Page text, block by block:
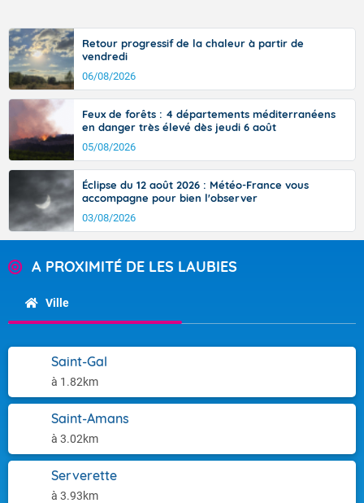
Retour progressif de la chaleur à partir de
vendredi
06/08/2026
Feux de forêts : 4 départements méditerranéens
en danger très élevé dès jeudi 6 août
05/08/2026
Éclipse du 12 août 2026 : Météo-France vous
accompagne pour bien l'observer
03/08/2026
A PROXIMITÉ DE LES LAUBIES
Ville
Saint-Gal
à 1.82km
Saint-Amans
à 3.02km
Serverette
à 3.93km